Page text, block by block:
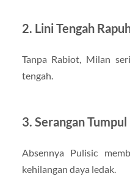
2. Lini Tengah
Tanpa Rabiot, Milan
tengah.
3. Serangan Tumpul
Absennya Pulisic
kehilangan daya ledak.